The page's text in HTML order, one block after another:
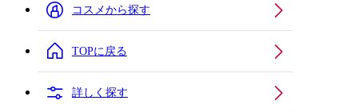
コスメから探す
TOPに戻る
詳しく探す